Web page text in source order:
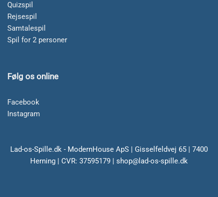
Quizspil
Rejsespil
Samtalespil
Spil for 2 personer
Følg os online
Facebook
Instagram
Lad-os-Spille.dk - ModernHouse ApS | Gisselfeldvej 65 | 7400
Herning | CVR: 37595179 | shop@lad-os-spille.dk